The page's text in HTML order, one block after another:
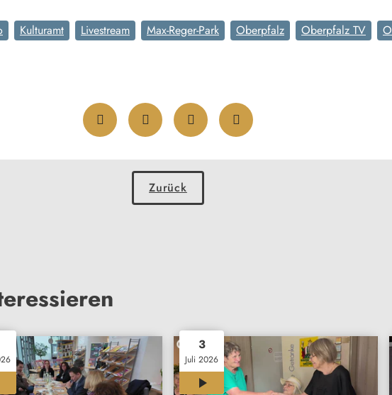
Kulturamt Livestream Max-Reger-Park Oberpfalz Oberpfalz TV
Zurück
3
Juli 2026